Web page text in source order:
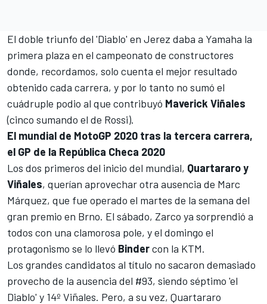
El doble triunfo del 'Diablo' en Jerez daba a Yamaha la
primera plaza en el campeonato de constructores
donde, recordamos, solo cuenta el mejor resultado
obtenido cada carrera, y por lo tanto no sumó el
cuádruple podio al que contribuyó Maverick Viñales
(cinco sumando el de Rossi).
El mundial de MotoGP 2020 tras la tercera carrera,
el GP de la República Checa 2020
Los dos primeros del inicio del mundial, Quartararo y
Viñales, querían aprovechar otra ausencia de Marc
Márquez, que fue operado el martes de la semana del
gran premio en Brno. El sábado, Zarco ya sorprendió a
todos con una clamorosa pole, y el domingo el
protagonismo se lo llevó Bindercon la KTM.
Los grandes candidatos al título no sacaron demasiado
provecho de la ausencia del #93, siendo séptimo 'el
Diablo' y 14º Viñales. Pero, a su vez, Quartararo